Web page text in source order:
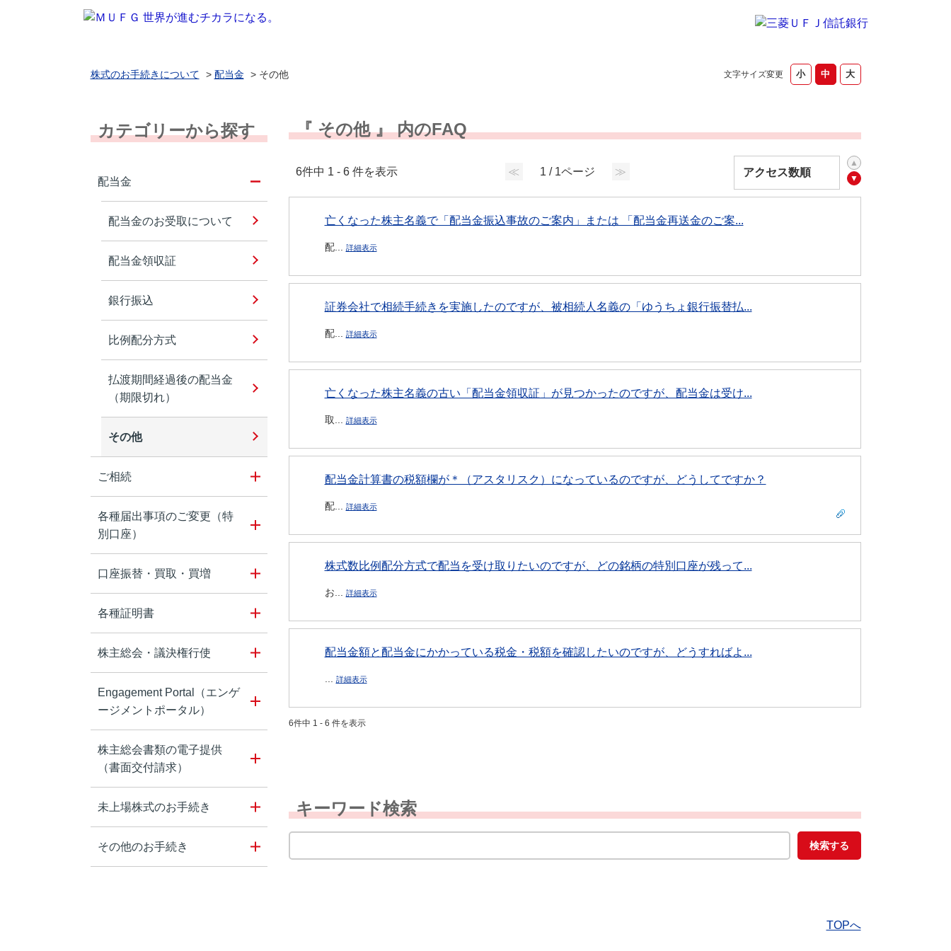
文字サイズ変更
株式のお手続きについて > 配当金 > その他
カテゴリーから探す
配当金
配当金のお受取について
配当金領収証
銀行振込
比例配分方式
払渡期間経過後の配当金
（期限切れ）
その他
ご相続
各種届出事項のご変更（特
別口座）
口座振替・買取・買増
各種証明書
株主総会・議決権行使
Engagement Portal（エンゲ
ージメントポータル）
株主総会書類の電子提供
（書面交付請求）
未上場株式のお手続き
その他のお手続き
『 その他 』 内のFAQ
6件中 1 - 6 件を表示 ≪ 1 / 1ページ ≫
亡くなった株主名義で「配当金振込事故のご案内」または 「配当金再送金のご案...
配... 詳細表示
証券会社で相続手続きを実施したのですが、被相続人名義の「ゆうちょ銀行振替払...
配... 詳細表示
亡くなった株主名義の古い「配当金領収証」が見つかったのですが、配当金は受け...
取... 詳細表示
配当金計算書の税額欄が＊（アスタリスク）になっているのですが、どうしてですか？
配... 詳細表示
株式数比例配分方式で配当を受け取りたいのですが、どの銘柄の特別口座が残って...
お... 詳細表示
配当金額と配当金にかかっている税金・税額を確認したいのですが、どうすればよ...
... 詳細表示
6件中 1 - 6 件を表示
キーワード検索
TOPへ